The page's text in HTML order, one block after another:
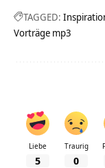
TAGGED:
Vorträge mp3
Liebe
5
Traurig
0